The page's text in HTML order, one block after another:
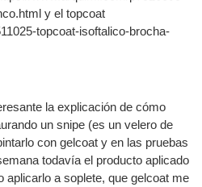
y el topcoat
topcoat-isoftalico-brocha-
la explicación de cómo
un snipe (es un velero de
con gelcoat y en las pruebas
todavía el producto aplicado
aplicarlo a soplete, que gelcoat me